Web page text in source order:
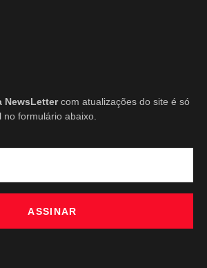
NewsLettercom atualizações do site é só
formulário abaixo.
ASSINAR